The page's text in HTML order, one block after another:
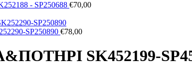
- SP250688 €70,00
SP250890 €78,00
SK452199-